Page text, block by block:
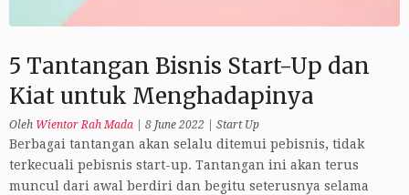
5 Tantangan Bisnis Start-Up dan
Kiat untuk Menghadapinya
Oleh Wientor Rah Mada 8 June 2022 Start Up
Berbagai tantangan akan selalu ditemui pebisnis, tidak
terkecuali pebisnis start-up. Tantangan ini akan terus
muncul dari awal berdiri dan begitu seterusnya selama